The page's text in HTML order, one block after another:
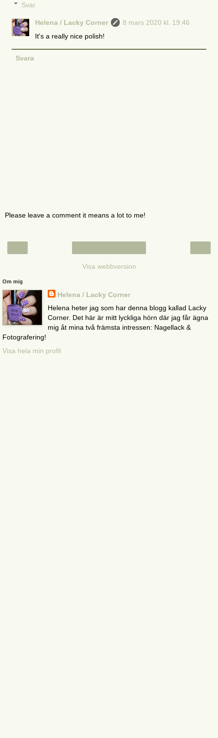
Svar
Helena / Lacky Corner
8 mars 2020 kl. 19:46
It's a really nice polish!
Svara
Please leave a comment it means a lot to me!
Visa webbversion
Om mig
Helena / Lacky Corner
Helena heter jag som har denna blogg kallad Lacky
Corner. Det här är mitt lyckliga hörn där jag får ägna
mig åt mina två främsta intressen: Nagellack &
Fotografering!
Visa hela min profil